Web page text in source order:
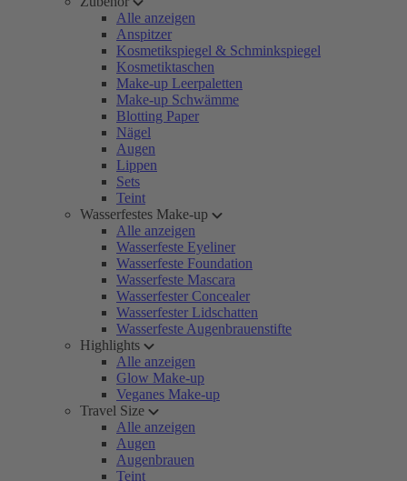
Alle anzeigen
Anspitzer
Kosmetikspiegel & Schminkspiegel
Kosmetiktaschen
Make-up Leerpaletten
Make-up Schwämme
Blotting Paper
Nägel
Augen
Lippen
Sets
Teint
Wasserfestes Make-up
Alle anzeigen
Wasserfeste Eyeliner
Wasserfeste Foundation
Wasserfeste Mascara
Wasserfester Concealer
Wasserfester Lidschatten
Wasserfeste Augenbrauenstifte
Highlights
Alle anzeigen
Glow Make-up
Veganes Make-up
Travel Size
Alle anzeigen
Augen
Augenbrauen
Teint